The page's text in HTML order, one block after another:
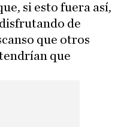
si esto fuera así,
de
que otros
que